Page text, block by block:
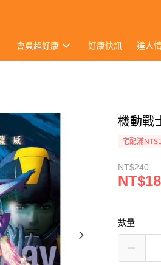
會員超好康 好康快訊 達人
機動戰
宅配滿
NT$240
數量